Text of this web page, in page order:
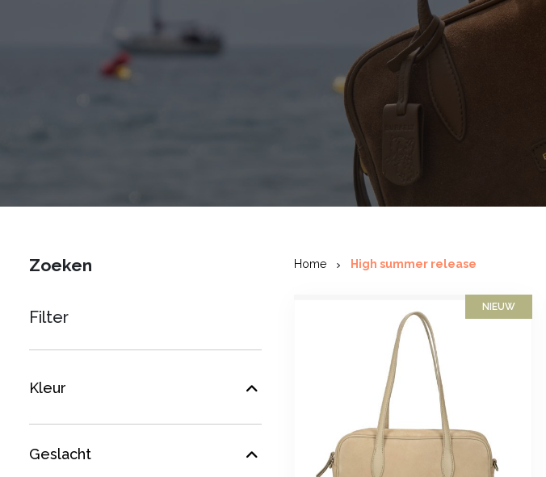
Zoeken
Filter
Kleur
Geslacht
Home High summer release
NIEUW